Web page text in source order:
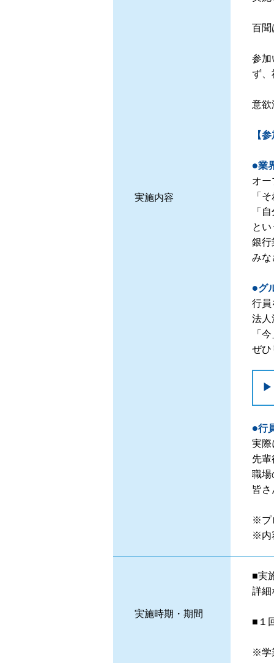
実施内容
百
参加
ず、
意欲
【
●業
オー
「
「
と
銀行
みな
●グ
行員
法人
「
ぜひ
▶︎
●行
実際
先輩
職場
皆さ
※プ
※内
実施時期・期間
■実
詳細
■１
※学